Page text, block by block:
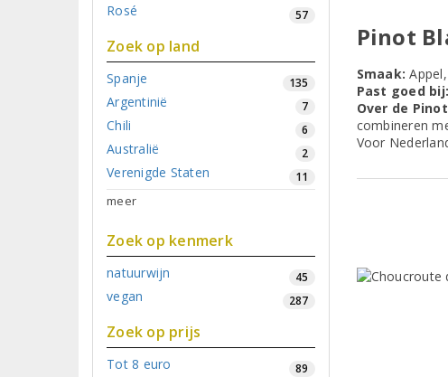
Rosé 57
Zoek op land
Spanje 135
Argentinië 7
Chili 6
Australië 2
Verenigde Staten 11
meer
Zoek op kenmerk
natuurwijn 45
vegan 287
Zoek op prijs
Tot 8 euro 89
Pinot
Smaak:
Past goed bij:
Over de
combineren
Voor